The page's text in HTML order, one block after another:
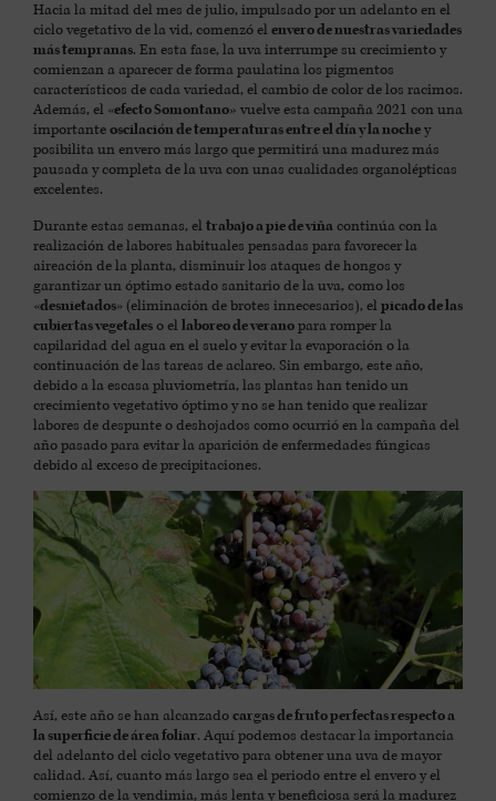
Hacia la mitad del mes de julio, impulsado por un adelanto en el
ciclo vegetativo de la vid, comenzó el envero de nuestras variedades
más tempranas. En esta fase, la uva interrumpe su crecimiento y
comienzan a aparecer de forma paulatina los pigmentos
característicos de cada variedad, el cambio de color de los racimos.
Además, el «efecto Somontano» vuelve esta campaña 2021 con una
importanteoscilación de temperaturas entre el día y la nochey
posibilita un envero más largo que permitirá una madurez más
pausada y completa de la uva con unas cualidades organolépticas
excelentes.
Durante estas semanas, el trabajo a pie de viñacontinúa con la
realización de labores habituales pensadas para favorecer la
aireación de la planta, disminuir los ataques de hongos y
garantizar un óptimo estado sanitario de la uva, como los
«desnietados» (eliminación de brotes innecesarios), el picado de las
cubiertas vegetaleso el laboreo de veranopara romper la
capilaridad del agua en el suelo y evitar la evaporación o la
continuación de las tareas de aclareo. Sin embargo, este año,
debido a la escasa pluviometría, las plantas han tenido un
crecimiento vegetativo óptimo y no se han tenido que realizar
labores de despunte o deshojados como ocurrió en la campaña del
año pasado para evitar la aparición de enfermedades fúngicas
debido al exceso de precipitaciones.
Así, este año se han alcanzadocargas de fruto perfectas respecto a
la superficie de área foliar. Aquí podemos destacar la importancia
del adelanto del ciclo vegetativo para obtener una uva de mayor
calidad. Así, cuanto más largo sea el periodo entre el envero y el
comienzo de la vendimia, más lenta y beneficiosa será la madurez